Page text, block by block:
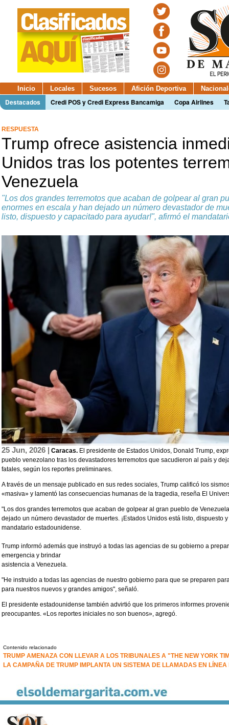
Inicio Locales Sucesos Afición Deportiva
Destacados Credi POS y Credi Express Bancamiga Copa Airlines
RESPUESTA
Trump ofrece asistencia
Unidos tras los potentes
Venezuela
"Los dos grandes terremotos que acaban de golpear al gran
enormes en escala y han dejado un número devastador de
listo, dispuesto y capacitado para ayudar!", afirmó el
25 Jun, 2026 | Caracas. El presidente de Estados Unidos, Donald Trump,
pueblo venezolano tras los devastadores terremotos que sacudieron al país y
fatales, según los reportes preliminares.
A través de un mensaje publicado en sus redes sociales, Trump calificó los
«masiva» y lamentó las consecuencias humanas de la tragedia, reseña El
"Los dos grandes terremotos que acaban de golpear al gran pueblo de
dejado un número devastador de muertes. ¡Estados Unidos está listo, dispuesto
mandatario estadounidense.
Trump informó además que instruyó a todas las agencias de su gobierno a
emergencia y brindar
asistencia a Venezuela.
"He instruido a todas las agencias de nuestro gobierno para que se preparen
para nuestros nuevos y grandes amigos", señaló.
El presidente estadounidense también advirtió que los primeros informes
preocupantes. «Los reportes iniciales no son buenos», agregó.
Contenido relacionado
TRUMP AMENAZA CON LLEVAR A LOS TRIBUNALES A "THE NEW YORK
LA CAMPAÑA DE TRUMP IMPLANTA UN SISTEMA DE LLAMADAS EN LÍNEA